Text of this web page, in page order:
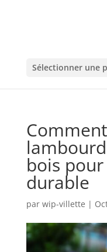
Sélectionner une
bois
durable
par wip-villette |